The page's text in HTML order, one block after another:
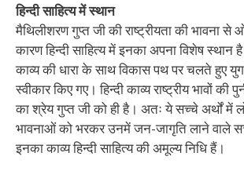
हिन्दी साहित्य में स्थान
मैथिलीशरण गुप्त जी की राष्ट्रीयता की भावना
कारण हिन्दी साहित्य में इनका अपना विशेष स्थान
काव्य की धारा के साथ विकास पथ पर चलते हुए
स्वीकार किए गए। हिन्दी काव्य राष्ट्रीय भावों की
का श्रेय गुप्त जी को ही है। अतः ये सच्चे अर्थों में
भावनाओं को भरकर उनमें जन-जागृति लाने वाले
इनका काव्य हिन्दी साहित्य की अमूल्य निधि हैं।